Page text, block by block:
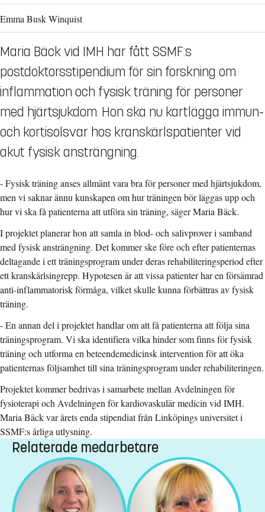
Emma Busk Winquist
Maria Bäck vid IMH har fått SSMF:s
postdoktorsstipendium för sin forskning om
inflammation och fysisk träning för personer
med hjärtsjukdom. Hon ska nu kartlägga immun-
och kortisolsvar hos kranskärlspatienter vid
akut fysisk ansträngning.
- Fysisk träning anses allmänt vara bra för personer med hjärtsjukdom,
men vi saknar ännu kunskapen om hur träningen bör läggas upp och
hur vi ska få patienterna att utföra sin träning, säger Maria Bäck.
I projektet planerar hon att samla in blod- och salivprover i samband
med fysisk ansträngning. Det kommer ske före och efter patienternas
deltagande i ett träningsprogram under deras rehabiliteringsperiod efter
ett kranskärlsingrepp. Hypotesen är att vissa patienter har en försämrad
anti-inflammatorisk förmåga, vilket skulle kunna förbättras av fysisk
träning.
- En annan del i projektet handlar om att få patienterna att följa sina
träningsprogram. Vi ska identifiera vilka hinder som finns för fysisk
träning och utforma en beteendemedicinsk intervention för att öka
patienternas följsamhet till sina träningsprogram under rehabiliteringen.
Projektet kommer bedrivas i samarbete mellan Avdelningen för
fysioterapi och Avdelningen för kardiovaskulär medicin vid IMH.
Maria Bäck var årets enda stipendiat från Linköpings universitet i
SSMF:s årliga utlysning.
Relaterade medarbetare